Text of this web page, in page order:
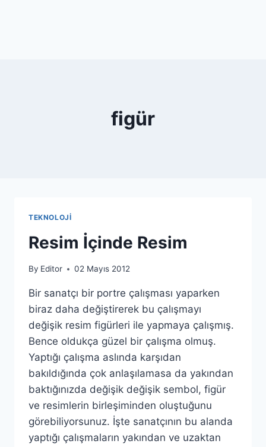
figür
TEKNOLOJI
Resim İçinde Resim
By Editor 02 Mayıs 2012
Bir sanatçı bir portre çalışması yaparken
biraz daha değiştirerek bu çalışmayı
değişik resim figürleri ile yapmaya çalışmış.
Bence oldukça güzel bir çalışma olmuş.
Yaptığı çalışma aslında karşıdan
bakıldığında çok anlaşılamasa da yakından
baktığınızda değişik değişik sembol, figür
ve resimlerin birleşiminden oluştuğunu
görebiliyorsunuz. İşte sanatçının bu alanda
yaptığı çalışmaların yakından ve uzaktan